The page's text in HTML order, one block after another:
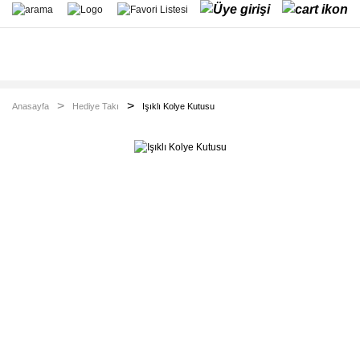
Anasayfa Hediye Takı Işıklı Kolye Kutusu